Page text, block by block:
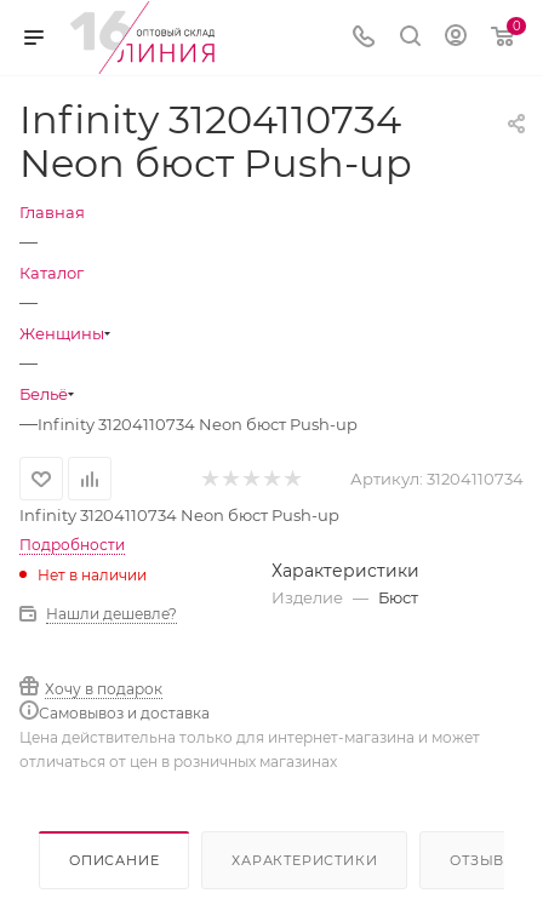
0
Infinity 31204110734
Neon бюст Push-up
Главная
—
Каталог
—
Женщины
—
Бельё
—Infinity 31204110734 Neon бюст Push-up
Артикул: 31204110734
Infinity 31204110734 Neon бюст Push-up
Подробности
Нет в наличии
Нашли дешевле?
Хочу в подарок
Самовывоз и доставка
Характеристики
Изделие — Бюст
Цена действительна только для интернет-магазина и может
отличаться от цен в розничных магазинах
ОПИСАНИЕ ХАРАКТЕРИСТИКИ ОТЗЫВЫ